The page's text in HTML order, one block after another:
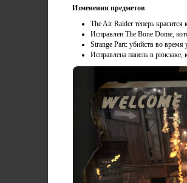
Изменения предметов
The Air Raider теперь красится
Исправлен The Bone Dome,
Strange Part: убийств во
Исправлена панель в рюкзаке,